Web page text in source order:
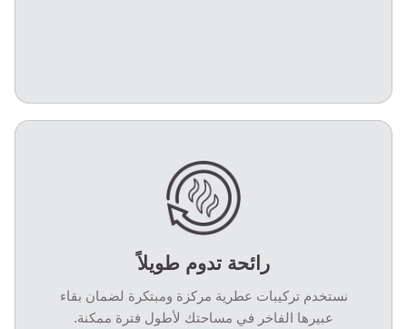
رائحة تدوم طويلاً
نستخدم تركيبات عطرية مركزة ومبتكرة لضمان بقاء
عبيرها الفاخر في مساحتك لأطول فترة ممكنة.